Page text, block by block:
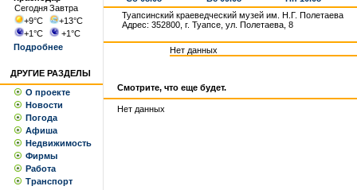
СегодняЗавтра
+9°С +13°С
+1°С +1°С
Подробнее
ДРУГИЕ РАЗДЕЛЫ
О проекте
Новости
Погода
Афиша
Недвижимость
Фирмы
Работа
Транспорт
Туапсинский краеведческий музей им. Н.Г. Полетаева
Адрес: 352800, г. Туапсе, ул. Полетаева, 8
Нет данных
Смотрите, что еще будет.
Нет данных